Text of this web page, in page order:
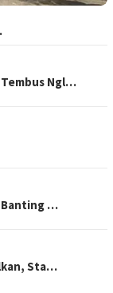
Ngl…
Banting …
Sta…